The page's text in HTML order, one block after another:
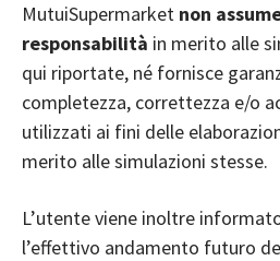
MutuiSupermarket non
responsabilità in merito alle
qui riportate, né fornisce
completezza, correttezza e/o
utilizzati ai fini delle
merito alle simulazioni stesse.
L’utente viene inoltre
l’effettivo andamento futuro